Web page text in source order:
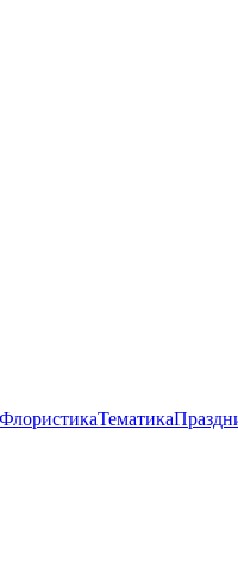
ФлористикаТематика